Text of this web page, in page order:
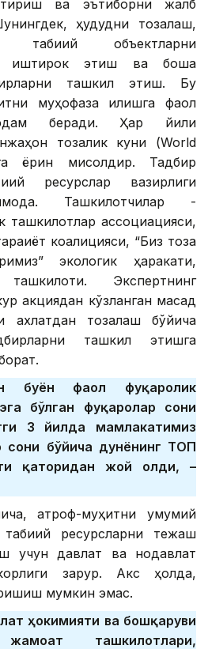
ва эътиборни жалб
ҳудудни тозалаш,
табиий объектларни
иштирок этиш ва бошқа
ташкил этиш. Бу
муҳофаза қилишга фаол
беради. Ҳар йили
тозалик куни (World
ёрқин мисолдир. Тадбир
ресурслар вазирлиги
Ташкилотчилар -
ташкилотлар ассоциацияси,
коалицияси, “Биз тоза
экологик ҳаракати,
Экспертнинг
акциядан кўзланган мақсад
ахлатдан тозалаш бўйича
ташкил этишга
фаол фуқаролик
бўлган фуқаролар сони
3 йилда мамлакатимиз
сони бўйича дунёнинг ТОП
қаторидан жой олди, –
атроф-муҳитни умумий
ресурсларни тежаш
учун давлат ва нодавлат
зарур. Акс ҳолда,
мумкин эмас.
ҳокимияти ва бошқаруви
жамоат ташкилотлари,